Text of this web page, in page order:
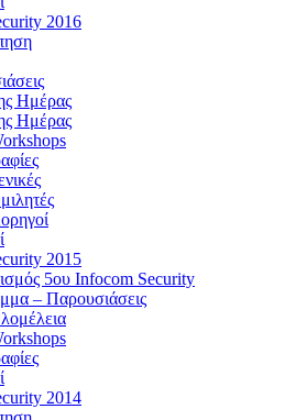
2016
Ημέρας
Ημέρας
2015
5ου Infocom Security
– Παρουσιάσεις
2014